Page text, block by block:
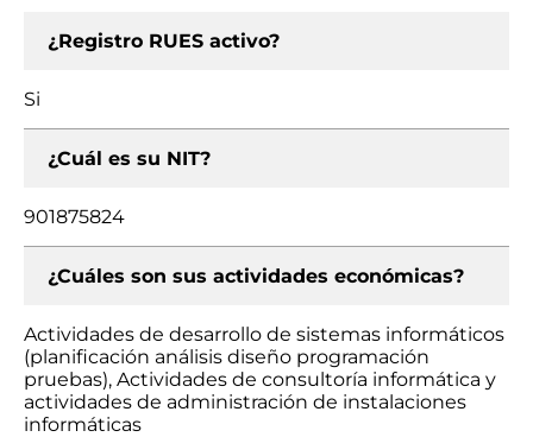
¿Registro RUES activo?
Si
¿Cuál es su NIT?
901875824
¿Cuáles son sus actividades económicas?
Actividades de desarrollo de sistemas informáticos
(planificación análisis diseño programación
pruebas), Actividades de consultoría informática y
actividades de administración de instalaciones
informáticas